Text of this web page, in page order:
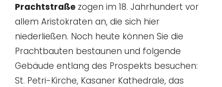
Prachtstraße zogen im 18. Jahrhundert vor
allem Aristokraten an, die sich hier
niederließen. Noch heute können Sie die
Prachtbauten bestaunen und folgende
Gebäude entlang des Prospekts besuchen:
St. Petri-Kirche, Kasaner Kathedrale, das